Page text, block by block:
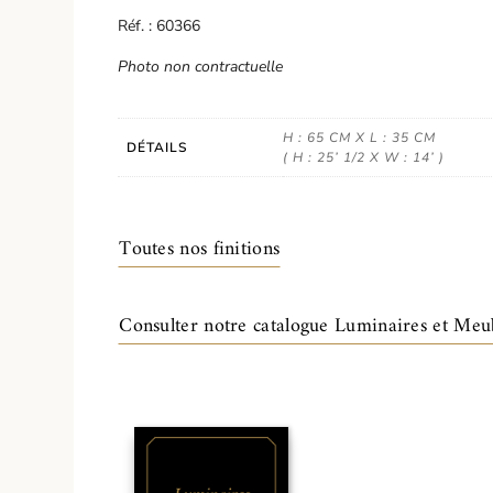
Réf. : 60366
Photo non contractuelle
DÉTAILS
H : 65 CM X L : 35 CM
( H : 25’ 1/2 X W : 14’ )
Toutes nos finitions
Consulter notre catalogue Luminaires et